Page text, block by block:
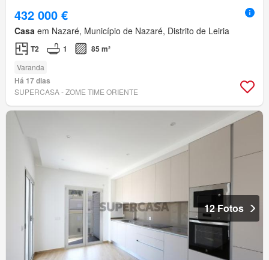
432 000 €
Casa em Nazaré, Município de Nazaré, Distrito de Leiria
T2 1 85 m²
Varanda
Há 17 dias
SUPERCASA - ZOME TIME ORIENTE
12 Fotos